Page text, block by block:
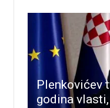
Plenkovićev
godina